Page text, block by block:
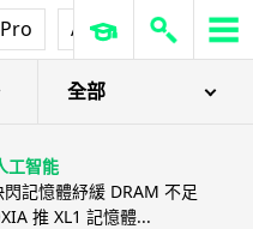
AirPods Pro 3
全部
工智能
閃記憶體紓緩 DRAM 不足
推 XL1 記憶體...